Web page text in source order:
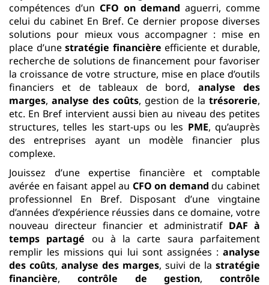
compétences d’un CFO on demand aguerri, comme
celui du cabinet En Bref. Ce dernier propose diverses
solutions pour mieux vous accompagner : mise en
place d’une stratégie financière efficiente et durable,
recherche de solutions de financement pour favoriser
la croissance de votre structure, mise en place d’outils
financiers et de tableaux de bord, analyse des
marges, analyse des coûts, gestion de la trésorerie,
etc. En Bref intervient aussi bien au niveau des petites
structures, telles les start-ups ou les PME, qu’auprès
des entreprises ayant un modèle financier plus
complexe.
Jouissez d’une expertise financière et comptable
avérée en faisant appel au CFO on demand du cabinet
professionnel En Bref. Disposant d’une vingtaine
d’années d’expérience réussies dans ce domaine, votre
nouveau directeur financier et administratif DAF à
temps partagé ou à la carte saura parfaitement
remplir les missions qui lui sont assignées : analyse
des coûts, analyse des marges, suivi de la stratégie
financière, contrôle de gestion, contrôle